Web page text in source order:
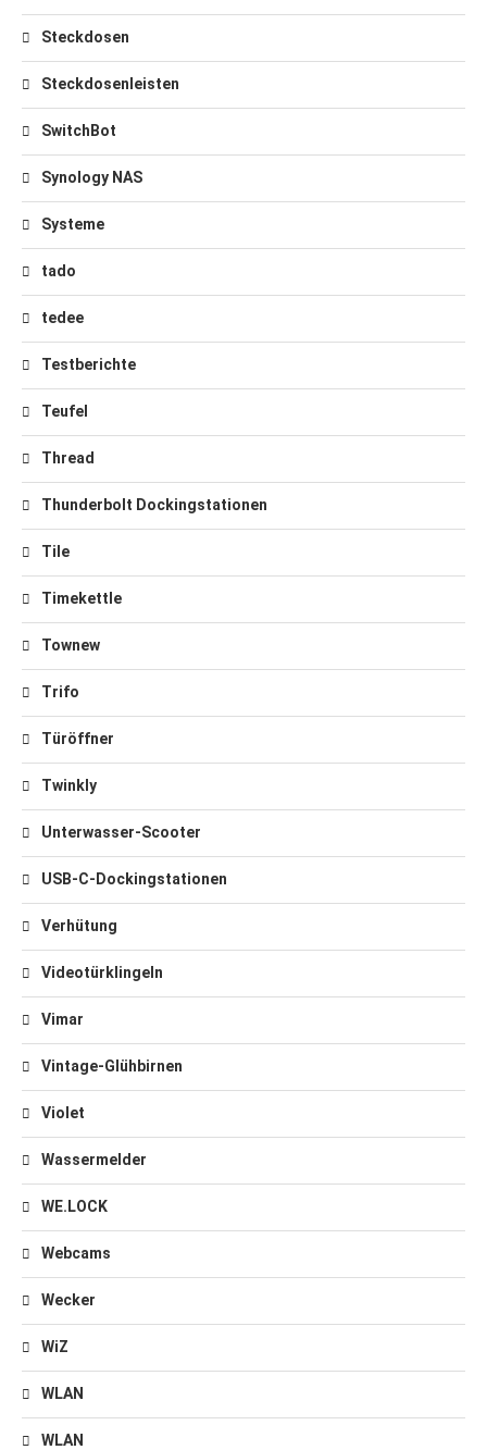
Steckdosen
Steckdosenleisten
SwitchBot
Synology NAS
Systeme
tado
tedee
Testberichte
Teufel
Thread
Thunderbolt Dockingstationen
Tile
Timekettle
Townew
Trifo
Türöffner
Twinkly
Unterwasser-Scooter
USB-C-Dockingstationen
Verhütung
Videotürklingeln
Vimar
Vintage-Glühbirnen
Violet
Wassermelder
WE.LOCK
Webcams
Wecker
WiZ
WLAN
WLAN